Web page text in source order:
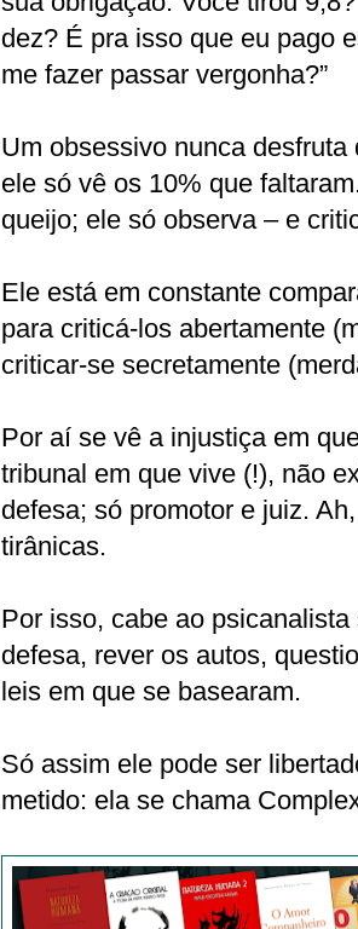
dez? É pra isso que eu pago
me fazer passar vergonha?”
Um obsessivo nunca
ele só vê os 10% que
queijo; ele só observa – e
Ele está em constante
para criticá-los abertamente
criticar-se secretamente
Por aí se vê a injustiça em
tribunal em que vive (!), não
defesa; só promotor e juiz.
tirânicas.
Por isso, cabe ao
defesa, rever os autos,
leis em que se basearam.
Só assim ele pode ser
metido: ela se chama